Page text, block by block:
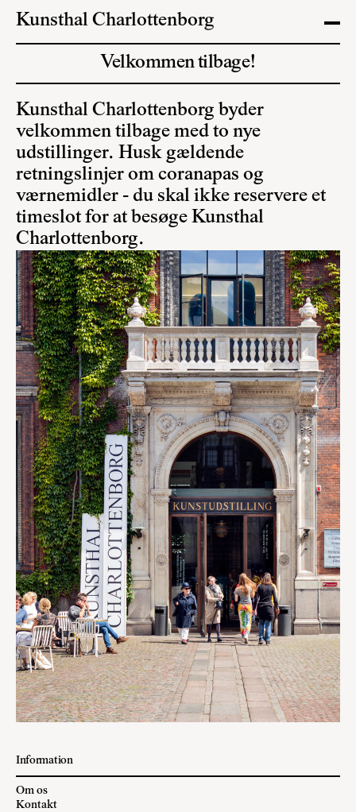
Kunsthal Charlottenborg
Velkommen tilbage!
Kunsthal Charlottenborg byder
velkommen tilbage med to nye
udstillinger. Husk gældende
retningslinjer om coranapas og
værnemidler - du skal ikke reservere et
timeslot for at besøge Kunsthal
Charlottenborg.
Information
Om os
Kontakt